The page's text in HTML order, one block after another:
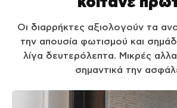
Οι διαρρήκτες αξιολογούν τα
την απουσία φωτισμού και
λίγα δευτερόλεπτα. Μικρές
σημαντικά την